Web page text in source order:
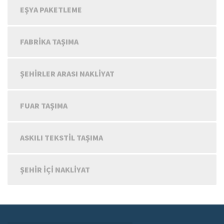
EŞYA PAKETLEME
FABRIKA TAŞIMA
ŞEHIRLER ARASI NAKLIYAT
FUAR TAŞIMA
ASKILI TEKSTIL TAŞIMA
ŞEHIR IÇI NAKLIYAT